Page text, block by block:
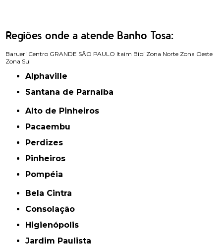
Regiões onde a atende Banho Tosa:
Barueri Centro GRANDE SÃO PAULO Itaim Bibi Zona Norte Zona Oeste
Zona Sul
Alphaville
Santana de Parnaíba
Alto de Pinheiros
Pacaembu
Perdizes
Pinheiros
Pompéia
Bela Cintra
Consolação
Higienópolis
Jardim Paulista